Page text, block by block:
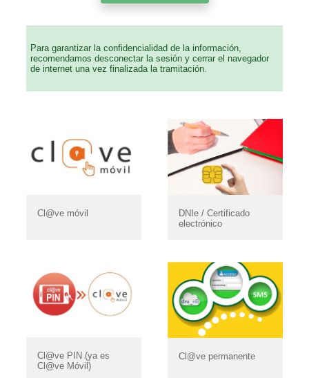
Para garantizar la confidencialidad de la información,
recomendamos desconectar la sesión y cerrar el navegador
de internet una vez finalizada la tramitación.
Cl@ve móvil
DNIe / Certificado
electrónico
Cl@ve PIN (ya es
Cl@ve Móvil)
Cl@ve permanente